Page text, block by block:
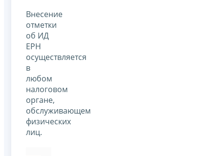
Внесение
отметки
об ИД
ЕРН
осуществляется
в
любом
налоговом
органе,
обслуживающем
физических
лиц.